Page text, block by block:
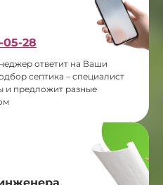
05-28
ответит на Ваши
септика – специалист
и предложит разные